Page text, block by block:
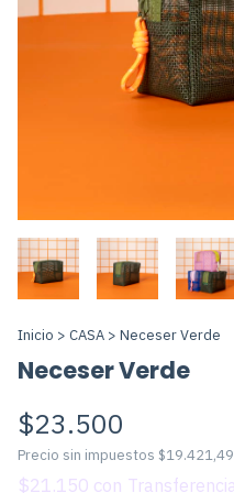
Inicio > CASA > Neceser Verde
Neceser Verde
$23.500
Precio sin impuestos $19.421,49
$21.150 con